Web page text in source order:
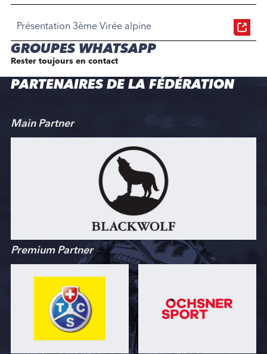
Présentation 3ème Virée alpine
GROUPES WHATSAPP
Rester toujours en contact
PARTENAIRES DE LA FÉDÉRATION
Main Partner
Premium Partner